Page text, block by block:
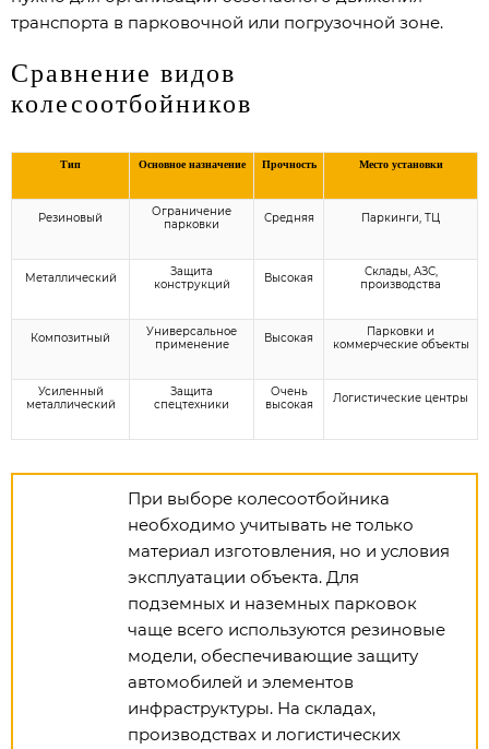
транспорта в парковочной или погрузочной зоне.
Сравнение видов
колесоотбойников
Тип Основное назначение Прочность Место установки
Резиновый
Ограничение
парковки
Средняя Паркинги, ТЦ
Металлический
Защита
конструкций
Высокая
Склады, АЗС,
производства
Композитный
Универсальное
применение
Высокая
Парковки и
коммерческие объекты
Усиленный
металлический
Защита
спецтехники
Очень
высокая
Логистические центры
При выборе колесоотбойника
необходимо учитывать не только
материал изготовления, но и условия
эксплуатации объекта. Для
подземных и наземных парковок
чаще всего используются резиновые
модели, обеспечивающие защиту
автомобилей и элементов
инфраструктуры. На складах,
производствах и логистических